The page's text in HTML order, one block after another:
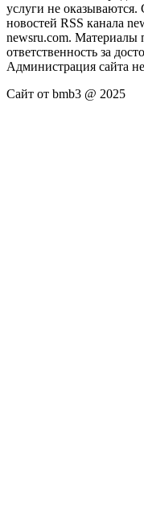
услуги не оказываются.
новостей RSS канала
newsru.com. Материалы
ответственность за
Администрация сайта
Сайт от bmb3 @ 2025